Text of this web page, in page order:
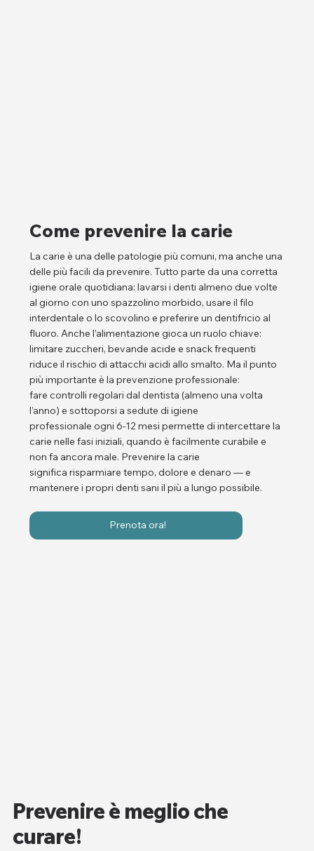
Come prevenire la carie
La carie è una delle patologie più comuni, ma anche una
delle più facili da prevenire. Tutto parte da una corretta
igiene orale quotidiana: lavarsi i denti almeno due volte
al giorno con uno spazzolino morbido, usare il filo
interdentale o lo scovolino e preferire un dentifricio al
fluoro. Anche l’alimentazione gioca un ruolo chiave:
limitare zuccheri, bevande acide e snack frequenti
riduce il rischio di attacchi acidi allo smalto. Ma il punto
più importante è la prevenzione professionale:
fare controlli regolari dal dentista (almeno una volta
l’anno) e sottoporsi a sedute di igiene
professionale ogni 6-12 mesi permette di intercettare la
carie nelle fasi iniziali, quando è facilmente curabile e
non fa ancora male. Prevenire la carie
significa risparmiare tempo, dolore e denaro — e
mantenere i propri denti sani il più a lungo possibile.
Prenota ora!
Prevenire è meglio che
curare!